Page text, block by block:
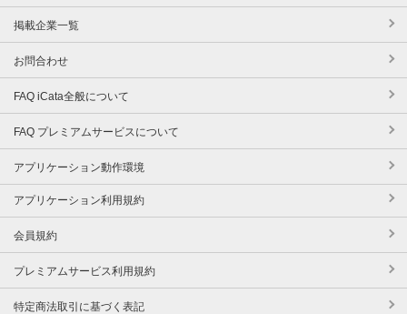
掲載企業一覧
お問合わせ
FAQ iCata全般について
FAQ プレミアムサービスについて
アプリケーション動作環境
アプリケーション利用規約
会員規約
プレミアムサービス利用規約
特定商法取引に基づく表記